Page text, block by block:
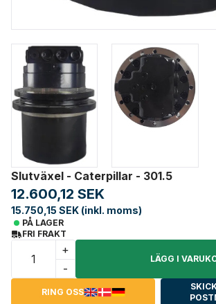
Slutväxel - Caterpillar - 301.5
12.600,12 SEK
15.750,15 SEK (inkl. moms)
PÅ LAGER
FRI FRAKT
+
-
LÄGG I
RING OSS